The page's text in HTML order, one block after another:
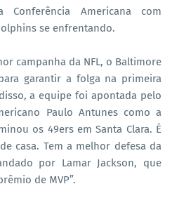
Americana com
se enfrentando.
campanha da NFL, o Baltimore
garantir a folga na primeira
a equipe foi apontada pelo
Paulo Antunes como a
os 49ers em Santa Clara. É
casa. Tem a melhor defesa da
por Lamar Jackson, que
de MVP”.